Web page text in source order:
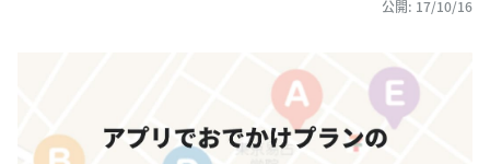
公開: 17/10/16